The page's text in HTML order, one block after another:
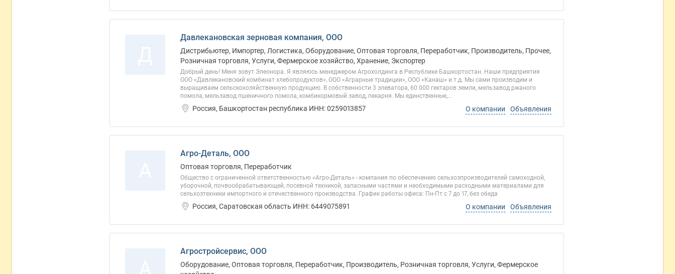
Давлекановская зерновая компания, ООО
Дистрибьютер, Импортер, Логистика, Оборудование, Оптовая торговля, Переработчик, Производитель, Прочее,
Розничная торговля, Услуги, Фермерское хозяйство, Хранение, Экспортер
Добрый день! Меня зовут Элеонора. Я являюсь менеджером Агрохолдинга в Республике Башкортостан. Наши предприятия
ООО «Давлекановский комбинат хлебопродуктов», ООО «Аграрные традиции», ООО «Канаш» и.т.д. Мы сами производим и
выращиваем сельскохозяйственную продукцию. В собственности 3 элеватора, 60 000 гектаров земли, мельзавод ржаного
помола, мельзавод пшеничного помола, комбикормовый завод, пекарня. Мы единственные,...
Россия, Башкортостан республика ИНН: 0259013857 О компании Объявления
Агро-Деталь, ООО
Оптовая торговля, Переработчик
Общество с ограниченной ответственностью «Агро-Деталь» - компания по обеспечению сельхозпроизводителей самоходной,
уборочной, почвообрабатывающей, посевной техникой, запасными частями и необходимыми расходными материалами для
сельхозтехники импортного и отечественного производства. График работы офиса: Пн-Пт с 7 до 17, без обеда
Россия, Саратовская область ИНН: 6449075891 О компании Объявления
Агростройсервис, ООО
Оборудование, Оптовая торговля, Переработчик, Производитель, Розничная торговля, Услуги, Фермерское